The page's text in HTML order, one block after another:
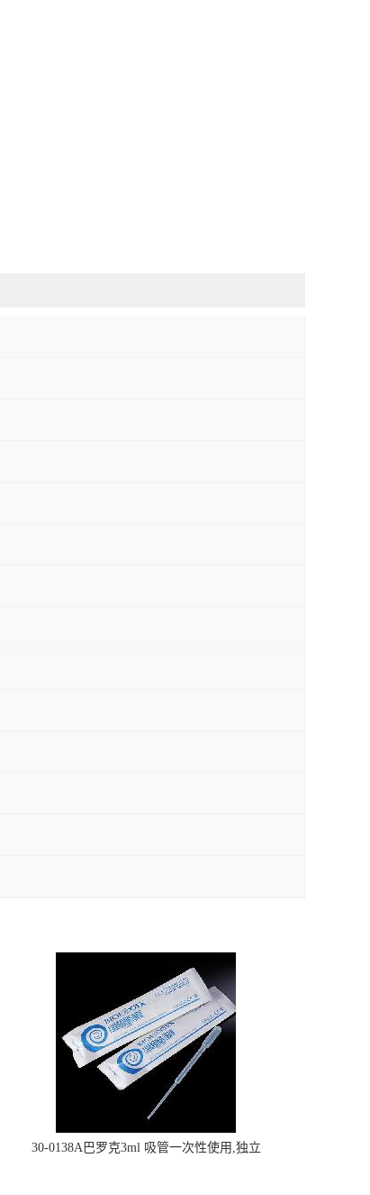
30-0138A巴罗克3ml 吸管一次性使用,独立